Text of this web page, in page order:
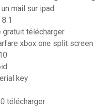
mail sur ipad
télécharger
xbox one split screen
key
télécharger